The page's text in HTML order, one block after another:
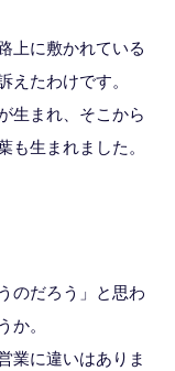
上に敷かれている
たわけです。
生まれ、そこから
生まれました。
のだろう」と思わ
。
業に違いはありま